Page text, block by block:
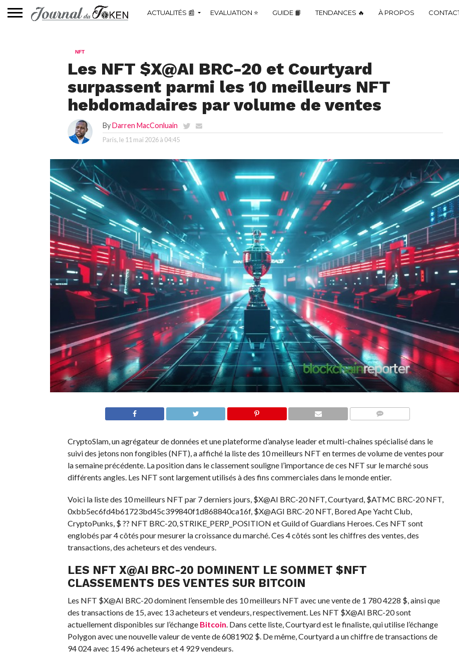
ACTUALITÉS 📰 EVALUATION ⭐ GUIDE 📙 TENDANCES 🔥 À PROPOS
NFT
Les NFT $X@AI BRC-20 et Courtyard
surpassent parmi les 10 meilleurs NFT
hebdomadaires par volume de ventes
ByDarren MacConluain
Paris, le 11 mai 2026 à 04:45
CryptoSlam, un agrégateur de données et une plateforme d’analyse leader et multi-chaînes spécialisé dans le
suivi des jetons non fongibles (NFT), a affiché la liste des 10 meilleurs NFT en termes de volume de ventes pour
la semaine précédente. La position dans le classement souligne l’importance de ces NFT sur le marché sous
différents angles. Les NFT sont largement utilisés à des fins commerciales dans le monde entier.
Voici la liste des 10 meilleurs NFT par 7 derniers jours, $X@AI BRC-20 NFT, Courtyard, $ATMC BRC-20 NFT,
0xbb5ec6fd4b61723bd45c399840f1d868840ca16f, $X@AGI BRC-20 NFT, Bored Ape Yacht Club,
CryptoPunks, $ ?? NFT BRC-20, STRIKE_PERP_POSITION et Guild of Guardians Heroes. Ces NFT sont
englobés par 4 côtés pour mesurer la croissance du marché. Ces 4 côtés sont les chiffres des ventes, des
transactions, des acheteurs et des vendeurs.
LES NFT X@AI BRC-20 DOMINENT LE SOMMET $NFT
CLASSEMENTS DES VENTES SUR BITCOIN
Les NFT $X@AI BRC-20 dominent l’ensemble des 10 meilleurs NFT avec une vente de 1 780 4228 $, ainsi que
des transactions de 15, avec 13 acheteurs et vendeurs, respectivement. Les NFT $X@AI BRC-20 sont
actuellement disponibles sur l’échange Bitcoin. Dans cette liste, Courtyard est le finaliste, qui utilise l’échange
Polygon avec une nouvelle valeur de vente de 6081902 $. De même, Courtyard a un chiffre de transactions de
94 024 avec 15 496 acheteurs et 4 929 vendeurs.